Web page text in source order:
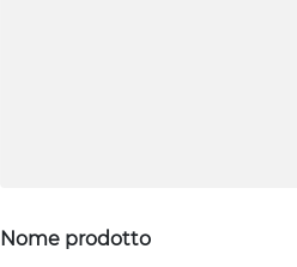
Nome prodotto